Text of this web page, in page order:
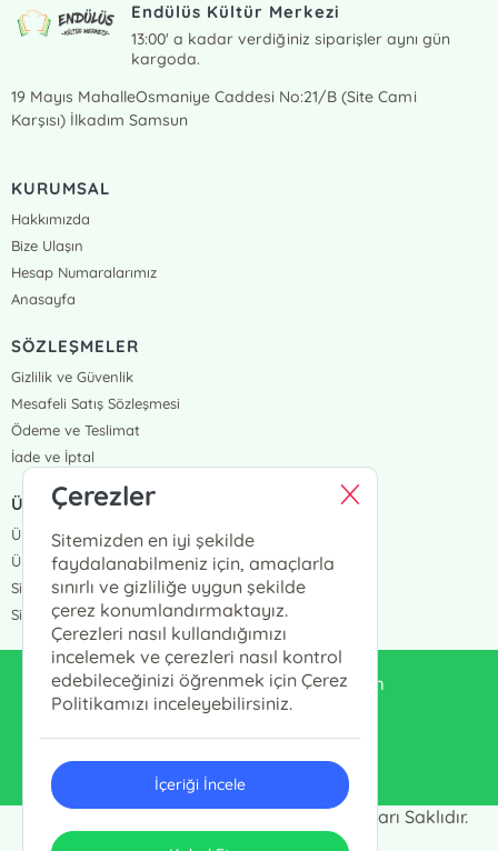
Endülüs Kültür Merkezi
13:00' a kadar verdiğiniz siparişler aynı gün
kargoda.
19 Mayıs MahalleOsmaniye Caddesi No:21/B (Site Cami
Karşısı) İlkadım Samsun
KURUMSAL
Hakkımızda
Bize Ulaşın
Hesap Numaralarımız
Anasayfa
SÖZLEŞMELER
Gizlilik ve Güvenlik
Mesafeli Satış Sözleşmesi
Ödeme ve Teslimat
İade ve İptal
ÜYELİK VE SİPARİŞ
Üye Girişi
Üye Ol
Sipariş Takip
Siparişlerim
enduluskitabevi@gmail.com
Endülüs Kültür Merkezi © 2024 - Tüm Hakları Saklıdır.
Çerezler
Sitemizden en iyi şekilde
faydalanabilmeniz için, amaçlarla
sınırlı ve gizliliğe uygun şekilde
çerez konumlandırmaktayız.
Çerezleri nasıl kullandığımızı
incelemek ve çerezleri nasıl kontrol
edebileceğinizi öğrenmek için Çerez
Politikamızı inceleyebilirsiniz.
İçeriği İncele